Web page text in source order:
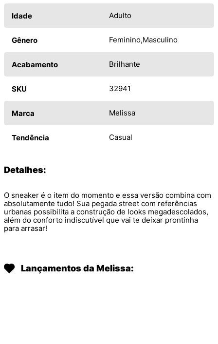
Idade Adulto
Gênero Feminino Masculino
Acabamento Brilhante
SKU 32941
Marca Melissa
Tendência Casual
Detalhes:
O sneaker é o item do momento e essa versão combina com
absolutamente tudo! Sua pegada street com referências
urbanas possibilita a construção de looks megadescolados,
além do conforto indiscutível que vai te deixar prontinha
para arrasar!
Lançamentos da Melissa: